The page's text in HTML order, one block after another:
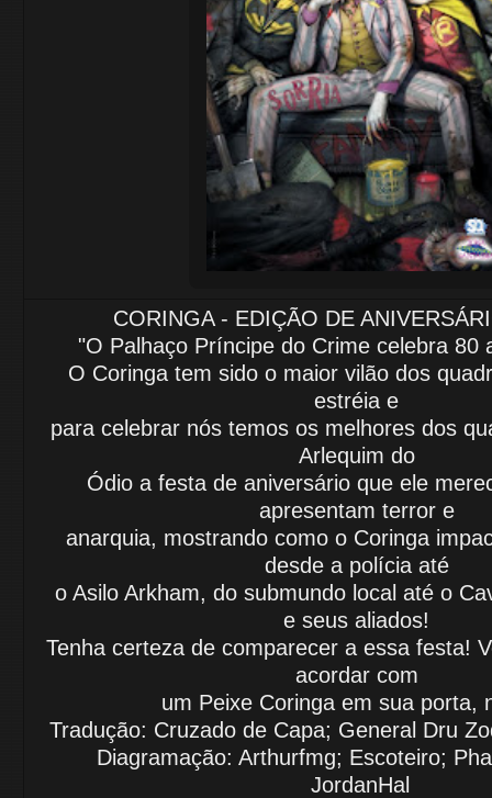
CORINGA - EDIÇÃO DE
"O Palhaço Príncipe do Crime celebra 80
O Coringa tem sido o maior vilão dos
estréia e
para celebrar nós temos os melhores dos
Arlequim do
Ódio a festa de aniversário que ele
apresentam terror e
anarquia, mostrando como o Coringa
desde a polícia até
o Asilo Arkham, do submundo local até o
e seus aliados!
Tenha certeza de comparecer a essa festa!
acordar com
um Peixe Coringa em sua porta,
Tradução: Cruzado de Capa; General Dru
Diagramação: Arthurfmg; Escoteiro;
JordanHal